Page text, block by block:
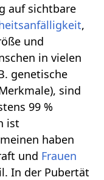
auf sichtbare
,
und
in vielen
genetische
sind
99 %
ist
haben
und Frauen
In der Pubertät